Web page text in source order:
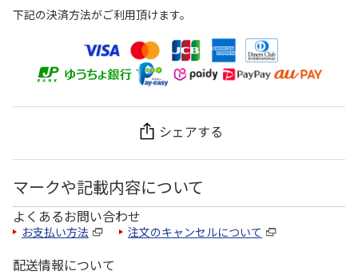
下記の決済方法がご利用頂けます。
シェアする
マークや記載内容について
よくあるお問い合わせ
お支払い方法 注文のキャンセルについて
配送情報について